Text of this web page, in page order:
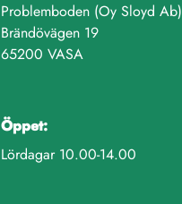
Problemboden (Oy Sloyd Ab)
Brändövägen 19
65200 VASA
Öppet:
Lördagar 10.00-14.00